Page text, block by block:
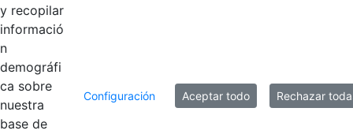
y recopilar
informació
n
demográfi
ca sobre
nuestra
base de
Configuración Aceptar todo Rechazar